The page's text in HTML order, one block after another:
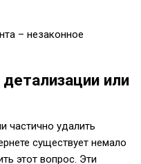
– незаконное
или
частично удалить
существует немало
этот вопрос. Эти